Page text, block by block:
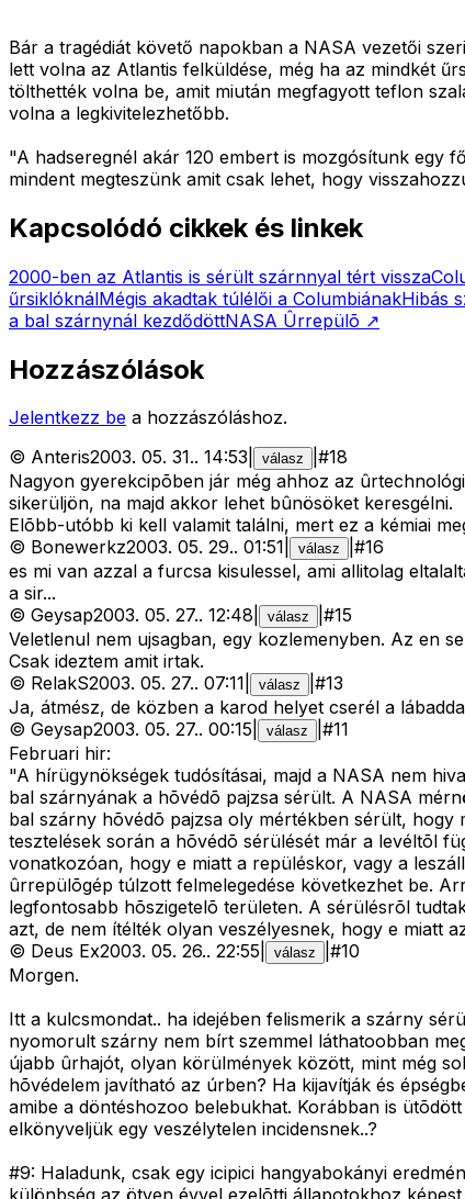
Bár a tragédiát követő napokban a NASA vezetői
lett volna az Atlantis felküldése, még ha az mindkét
tölthették volna be, amit miután megfagyott teflon
volna a legkivitelezhetőbb.
"A hadseregnél akár 120 embert is mozgósítunk egy
mindent megteszünk amit csak lehet, hogy
Kapcsolódó cikkek és linkek
2000-ben az Atlantis is sérült szárnnyal tért vissza
űrsiklóknálMégis akadtak túlélői a ColumbiánakHibás
a bal szárnynál kezdődöttNASA Ûrrepülõ ↗
Hozzászólások
Jelentkezz be a hozzászóláshoz.
© Anteris2003. 05. 31.. 14:53 válasz #18
Nagyon gyerekcipõben jár még ahhoz az
sikerüljön, na majd akkor lehet bûnösöket keresgélni.
Elõbb-utóbb ki kell valamit találni, mert ez a kémiai
© Bonewerkz2003. 05. 29.. 01:51 válasz #16
es mi van azzal a furcsa kisulessel, ami allitolag
a sir...
© Geysap2003. 05. 27.. 12:48 válasz #15
Veletlenul nem ujsagban, egy kozlemenyben. Az en
Csak ideztem amit irtak.
© RelakS2003. 05. 27.. 07:11 válasz #13
Ja, átmész, de közben a karod helyet cserél a
© Geysap2003. 05. 27.. 00:15 válasz #11
Februari hir:
"A hírügynökségek tudósításai, majd a NASA nem
bal szárnyának a hõvédõ pajzsa sérült. A NASA
bal szárny hõvédõ pajzsa oly mértékben sérült,
tesztelések során a hõvédõ sérülését már a levéltõl
vonatkozóan, hogy e miatt a repüléskor, vagy a
ûrrepülõgép túlzott felmelegedése következhet be.
legfontosabb hõszigetelõ területen. A sérülésrõl
azt, de nem ítélték olyan veszélyesnek, hogy e miatt
© Deus Ex2003. 05. 26.. 22:55 válasz #10
Morgen.
Itt a kulcsmondat.. ha idejében felismerik a szárny
nyomorult szárny nem bírt szemmel láthatoobban
újabb ûrhajót, olyan körülmények között, mint még
hõvédelem javítható az úrben? Ha kijavítják és
amibe a döntéshozoo belebukhat. Korábban is
elkönyveljük egy veszélytelen incidensnek..?
#9: Haladunk, csak egy icipici hangyabokányi